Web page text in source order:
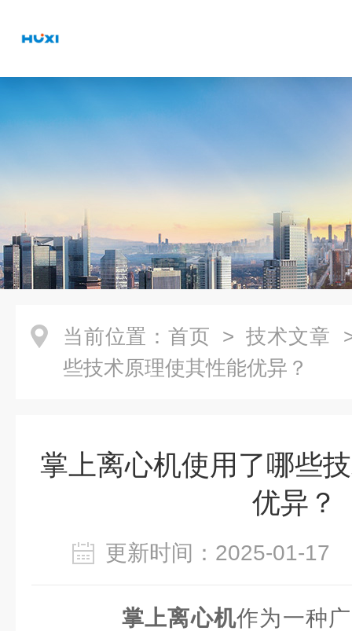
当前位置： 首页 > 技术文章
些技术原理使其性能优异？
掌上离心机使用了哪些
优异？
更新时间：2025-01-
掌上离心机作为一种